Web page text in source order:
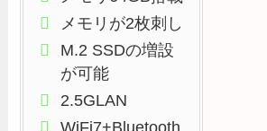
メモリが2枚刺し
M.2 SSDの増設
が可能
2.5GLAN
WiFi7+Bluetooth